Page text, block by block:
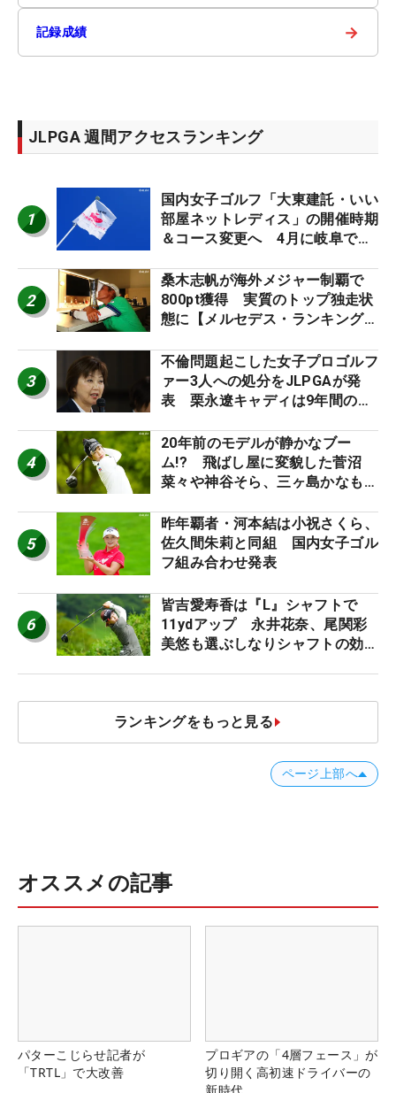
記録成績 →
JLPGA 週間アクセスランキング
1
国内女子ゴルフ「大東建託・いい
部屋ネットレディス」の開催時期
＆コース変更へ 4月に岐阜で開
2
桑木志帆が海外メジャー制覇で
800pt獲得 実質のトップ独走状
態に【メルセデス・ランキング番
3
不倫問題起こした女子プロゴルフ
ァー3人への処分をJLPGAが発
表 栗永遼キャディは9年間の立
4
20年前のモデルが静かなブー
ム!? 飛ばし屋に変貌した菅沼
菜々や神谷そら、三ヶ島かなも使
ロたちの“飛ばしギア”】
5
昨年覇者・河本結は小祝さくら、
佐久間朱莉と同組 国内女子ゴル
フ組み合わせ発表
6
皆吉愛寿香は『L』シャフトで
11ydアップ 永井花奈、尾関彩
美悠も選ぶしなりシャフトの効果
ランキングをもっと見る
ページ上部へ
オススメの記事
パターこじらせ記者が
「TRTL」で大改善
プロギアの「4層フェース」が
切り開く高初速ドライバーの